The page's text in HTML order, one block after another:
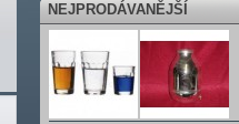
NEJPRODÁVANĚJŠÍ